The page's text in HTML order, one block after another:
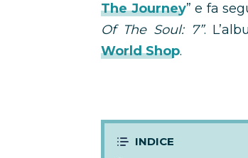
The Journey” e fa
Of The Soul: 7”.
World Shop.